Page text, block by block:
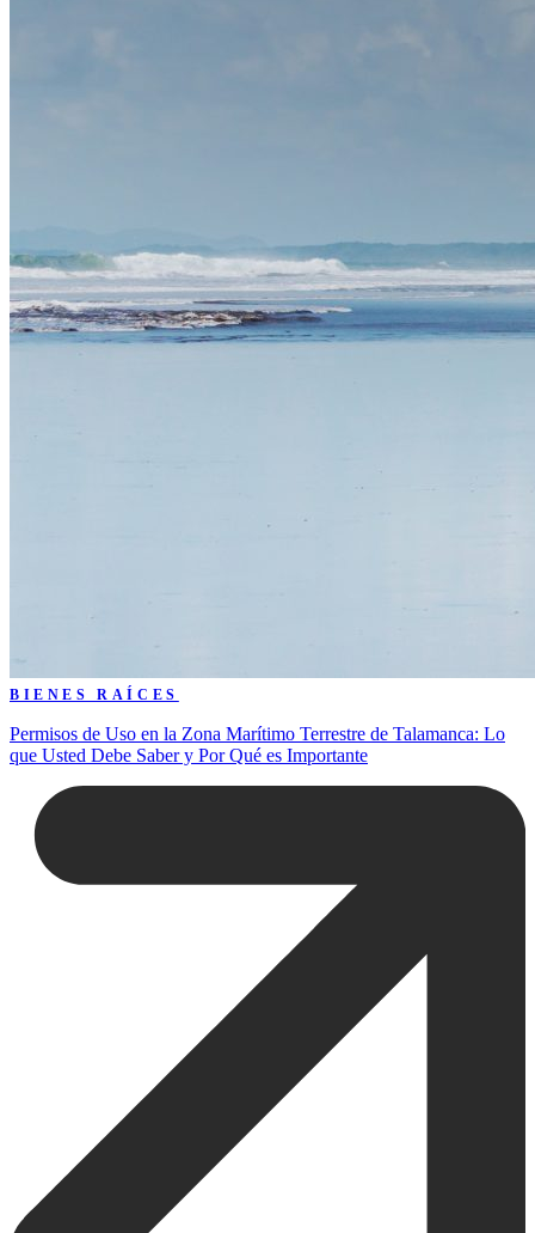
BIENES RAÍCES
Permisos de Uso en la Zona Marítimo Terrestre de Talamanca: Lo
que Usted Debe Saber y Por Qué es Importante